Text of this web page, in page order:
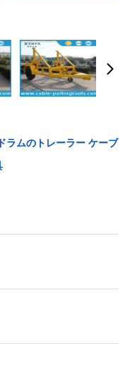
ラムのトレーラー ケーブ